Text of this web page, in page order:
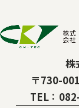
株
〒730-
TEL